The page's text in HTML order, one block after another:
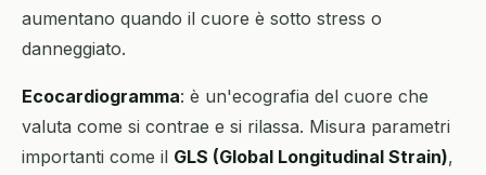
aumentano quando il cuore è sotto stress o
danneggiato.
Ecocardiogramma: è un'ecografia del cuore che
valuta come si contrae e si rilassa. Misura parametri
importanti come il GLS (Global Longitudinal Strain),